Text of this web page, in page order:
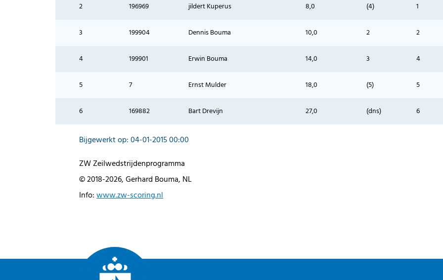
2 196969 jildert Kuperus 8,0 (4) 1
3 199904 Dennis Bouma 10,0 2 2
4 199901 Erwin Bouma 14,0 3 4
5 7 Ernst Mulder 18,0 (5) 5
6 169882 Bart Drevijn 27,0 (dns) 6
Bijgewerkt op: 04-01-2015 00:00
ZW Zeilwedstrijdenprogramma
© 2018-2026, Gerhard Bouma, NL
Info:www.zw-scoring.nl